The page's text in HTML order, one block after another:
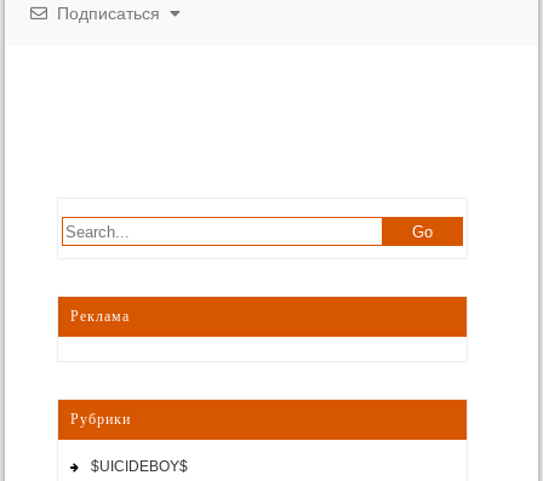
Подписаться
Реклама
Рубрики
$UICIDEBOY$